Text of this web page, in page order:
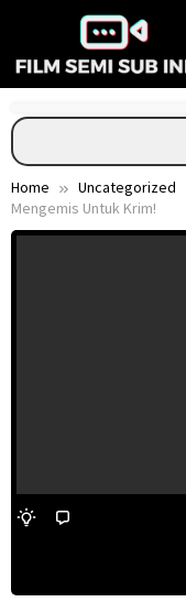
content
Home Uncategorized
Mengemis Untuk Krim!